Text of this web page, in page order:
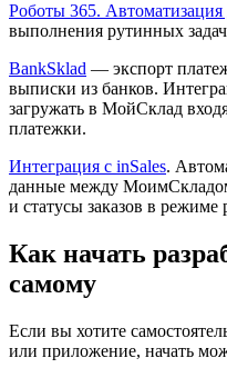
Роботы 365. Автоматизация
выполнения рутинных
BankSklad — экспорт
выписки из банков.
загружать в МойСклад
платежки.
Интеграция с inSales.
данные между
и статусы заказов в режиме
Как начать
самому
Если вы хотите
или приложение, начать